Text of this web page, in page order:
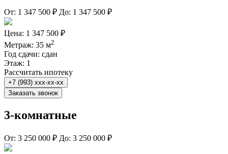
От: 1 347 500 ₽ До: 1 347 500 ₽
Цена: 1 347 500 ₽
Метраж: 35 м2
Год сдачи: сдан
Этаж: 1
Рассчитать ипотеку
+7 (993) xxx-xx-xx
Заказать звонок
3-комнатные
От: 3 250 000 ₽ До: 3 250 000 ₽